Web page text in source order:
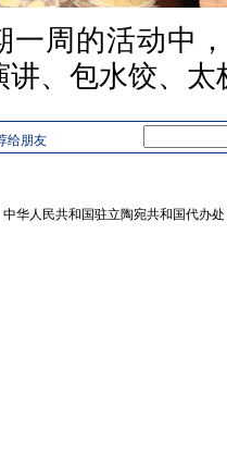
的活动中，
讲、包水饺、太
给朋友
中华人民共和国驻立陶宛共和国代办处